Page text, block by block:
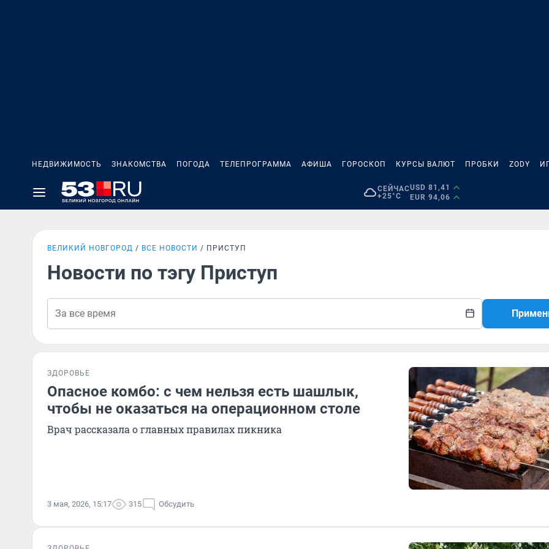
НЕДВИЖИМОСТЬ ЗНАКОМСТВА ПОГОДА ТЕЛЕПРОГРАММА АФИША ГОРОСКОП КУРСЫ ВАЛЮТ ПРОБКИ ZODY
СЕЙЧАС
+25°C
USD 81,41
EUR 94,06
ВЕЛИКИЙ НОВГОРОД ВСЕ НОВОСТИ ПРИСТУП
Новости по тэгу Приступ
ЗДОРОВЬЕ
Опасное комбо: с чем нельзя есть шашлык,
чтобы не оказаться на операционном столе
Врач рассказала о главных правилах пикника
3 мая, 2026, 15:17 315 Обсудить